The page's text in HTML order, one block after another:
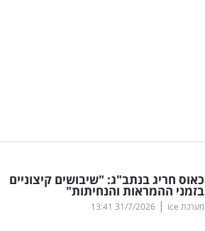
כאוס חריג בנתב"ג: "שיבושים קיצוניים
בזמני ההמראות והנחיתות"
מערכת ice |
31/7/2026
13:41